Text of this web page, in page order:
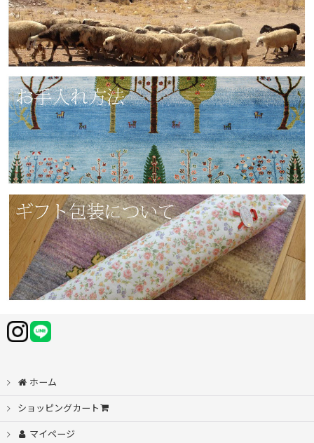
ホーム
ショッピングカート
マイページ